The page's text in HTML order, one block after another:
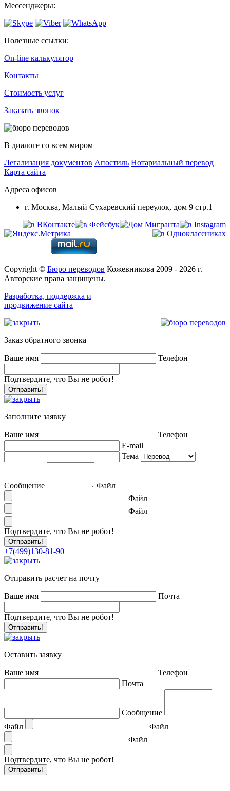
Мессенджеры:
Полезные ссылки:
On-line калькулятор
Контакты
Стоимость услуг
Заказать звонок
В диалоге со всем миром
Легализация документов Апостиль Нотариальный перевод
Карта сайта
Адреса офисов
г. Москва, Малый Сухаревский переулок, дом 9 стр.1
Copyright © Бюро переводов Кожевникова 2009 - 2026 г.
Авторские права защищены.
Разработка, поддержка и
продвижение сайта
Заказ обратного звонка
Ваше имя Телефон
Подтвердите, что Вы не робот!
Заполните заявку
Ваше имя
Телефон
E-mail
Тема
Сообщение
Файл
Файл
Файл
Подтвердите, что Вы не робот!
+7(499)130-81-90
Отправить расчет на почту
Ваше имя Почта
Подтвердите, что Вы не робот!
Оставить заявку
Ваше имя
Телефон
Почта
Сообщение
Файл
Файл
Файл
Подтвердите, что Вы не робот!